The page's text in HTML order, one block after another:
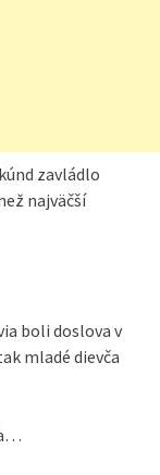
zavládlo
najväčší
boli doslova v
mladé dievča